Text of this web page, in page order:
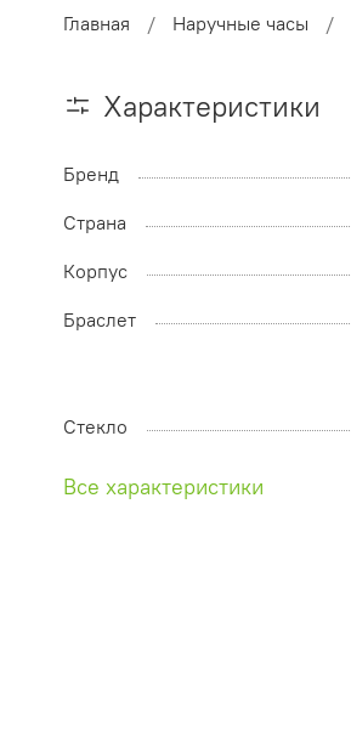
Главная Наручные часы
Характеристики
Бренд
Страна
Корпус
Браслет
Стекло
Все характеристики